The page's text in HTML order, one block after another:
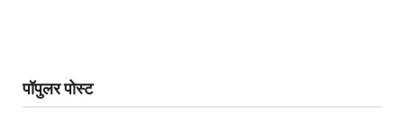
पॉपुलर पोस्ट